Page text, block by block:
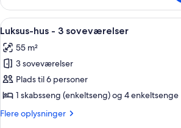
hus
3Indlæs
alle
billeder
af
Luksus-
hus
-
Et
20
Luksus-hus - 3 soveværelser
55 m²
3 soveværelser
Plads til 6 personer
1 skabsseng (enkeltseng) og 4 enkeltsenge
Flere oplysninger
Flere